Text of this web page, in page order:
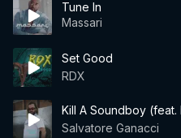
Tune In
Massari
Set Good
RDX
Kill A Soundboy (feat.
Salvatore Ganacci